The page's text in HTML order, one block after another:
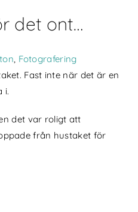
det ont…
Fotografering
Fast inte när det är en
i.
det var roligt att
från hustaket för